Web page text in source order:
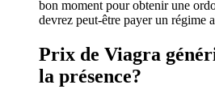
bon moment pour obtenir une
devrez peut-être payer un régime
Prix de Viagra
la présence?